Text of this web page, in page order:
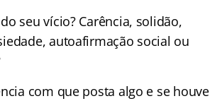
seu vício? Carência, solidão,
autoafirmação social ou
com que posta algo e se houve